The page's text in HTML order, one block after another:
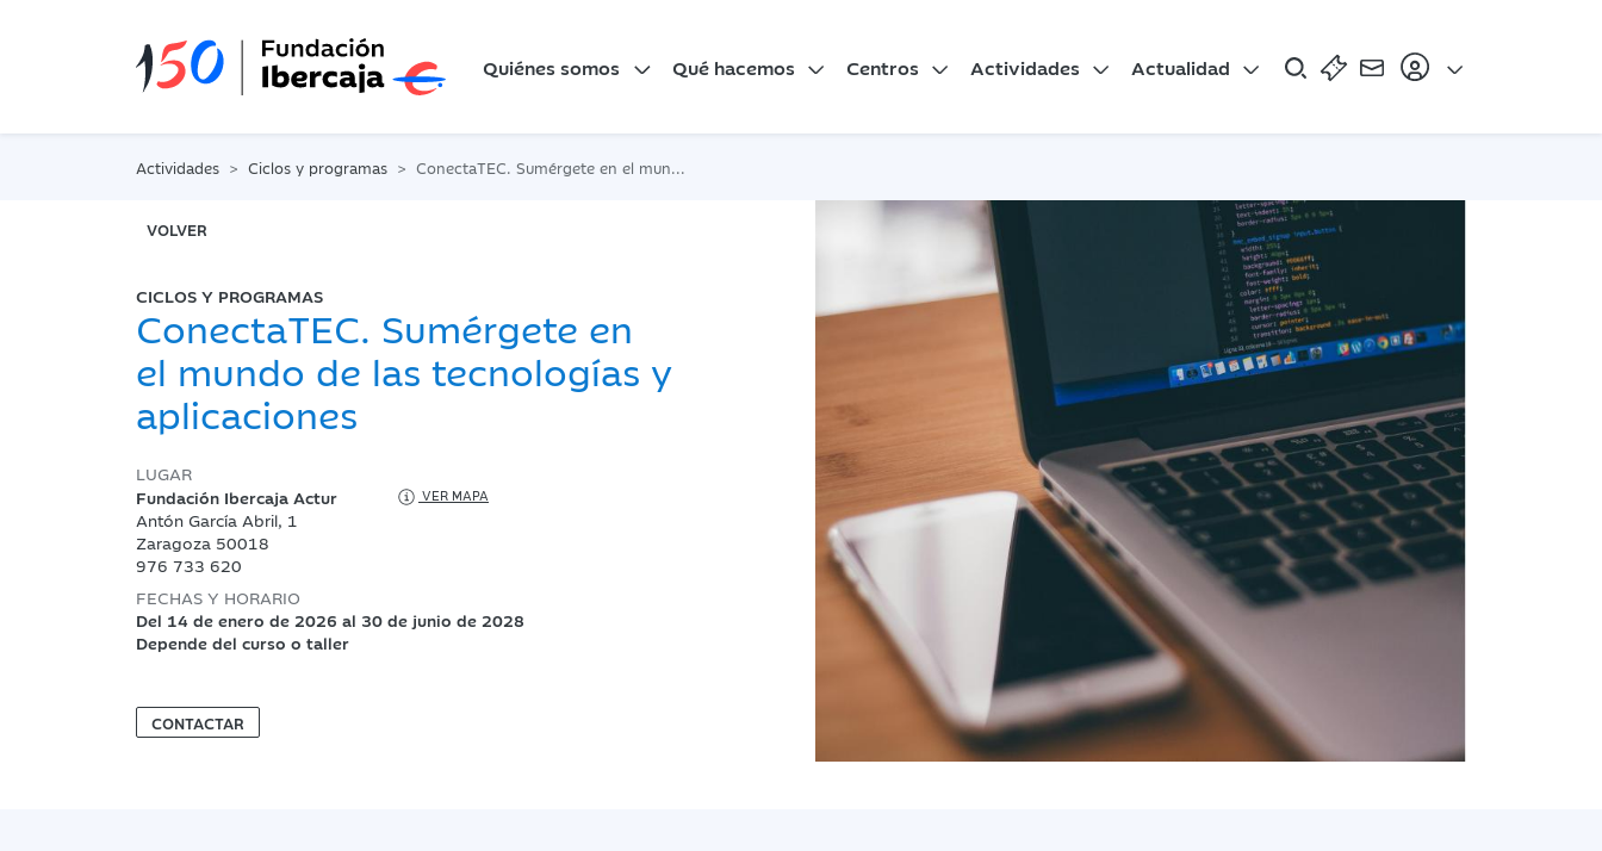
Quiénes somos Qué hacemos Centros Actividades Actualidad
Actividades Ciclos y programas ConectaTEC. Sumérgete en el mundo de las tecnologías y aplicaciones
VOLVER
CICLOS Y PROGRAMAS
ConectaTEC. Sumérgete en
el mundo de las tecnologías y
aplicaciones
LUGAR
Fundación Ibercaja Actur
VER MAPA
Antón García Abril, 1
Zaragoza 50018
976 733 620
FECHAS Y HORARIO
Del 14 de enero de 2026 al 30 de junio de 2028
Depende del curso o taller
CONTACTAR